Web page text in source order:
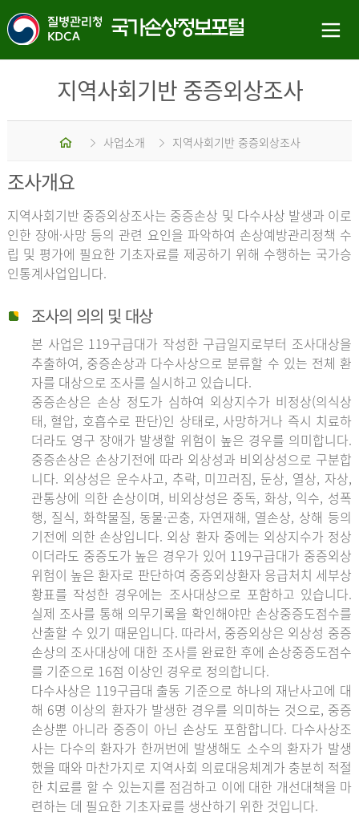
지역사회기반 중증외상조사
홈 사업소개 지역사회기반 중증외상조사
조사개요
지역사회기반 중증외상조사는 중증손상 및 다수사상 발생과 이로
인한 장애·사망 등의 관련 요인을 파악하여 손상예방관리정책 수
립 및 평가에 필요한 기초자료를 제공하기 위해 수행하는 국가승
인통계사업입니다.
조사의 의의 및 대상
본 사업은 119구급대가 작성한 구급일지로부터 조사대상을
추출하여, 중증손상과 다수사상으로 분류할 수 있는 전체 환
자를 대상으로 조사를 실시하고 있습니다.
중증손상은 손상 정도가 심하여 외상지수가 비정상(의식상
태, 혈압, 호흡수로 판단)인 상태로, 사망하거나 즉시 치료하
더라도 영구 장애가 발생할 위험이 높은 경우를 의미합니다.
중증손상은 손상기전에 따라 외상성과 비외상성으로 구분합
니다. 외상성은 운수사고, 추락, 미끄러짐, 둔상, 열상, 자상,
관통상에 의한 손상이며, 비외상성은 중독, 화상, 익수, 성폭
행, 질식, 화학물질, 동물·곤충, 자연재해, 열손상, 상해 등의
기전에 의한 손상입니다. 외상 환자 중에는 외상지수가 정상
이더라도 중증도가 높은 경우가 있어 119구급대가 중증외상
위험이 높은 환자로 판단하여 중증외상환자 응급처치 세부상
황표를 작성한 경우에는 조사대상으로 포함하고 있습니다.
실제 조사를 통해 의무기록을 확인해야만 손상중증도점수를
산출할 수 있기 때문입니다. 따라서, 중증외상은 외상성 중증
손상의 조사대상에 대한 조사를 완료한 후에 손상중증도점수
를 기준으로 16점 이상인 경우로 정의합니다.
다수사상은 119구급대 출동 기준으로 하나의 재난사고에 대
해 6명 이상의 환자가 발생한 경우를 의미하는 것으로, 중증
손상뿐 아니라 중증이 아닌 손상도 포함합니다. 다수사상조
사는 다수의 환자가 한꺼번에 발생해도 소수의 환자가 발생
했을 때와 마찬가지로 지역사회 의료대응체계가 충분히 적절
한 치료를 할 수 있는지를 점검하고 이에 대한 개선대책을 마
련하는 데 필요한 기초자료를 생산하기 위한 것입니다.